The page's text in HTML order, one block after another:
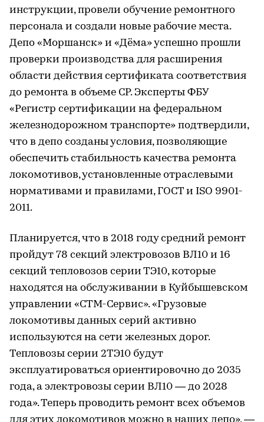
инструкции, провели обучение ремонтного
персонала и создали новые рабочие места.
Депо «Моршанск» и «Дёма» успешно прошли
проверки производства для расширения
области действия сертификата соответствия
до ремонта в объеме СР. Эксперты ФБУ
«Регистр сертификации на федеральном
железнодорожном транспорте» подтвердили,
что в депо созданы условия, позволяющие
обеспечить стабильность качества ремонта
локомотивов, установленные отраслевыми
нормативами и правилами, ГОСТ и ISO 9901-
2011.
Планируется, что в 2018 году средний ремонт
пройдут 78 секций электровозов ВЛ10 и 16
секций тепловозов серии ТЭ10, которые
находятся на обслуживании в Куйбышевском
управлении «СТМ-Сервис». «Грузовые
локомотивы данных серий активно
используются на сети железных дорог.
Тепловозы серии 2ТЭ10 будут
эксплуатироваться ориентировочно до 2035
года, а электровозы серии ВЛ10 — до 2028
года». Теперь проводить ремонт всех объемов